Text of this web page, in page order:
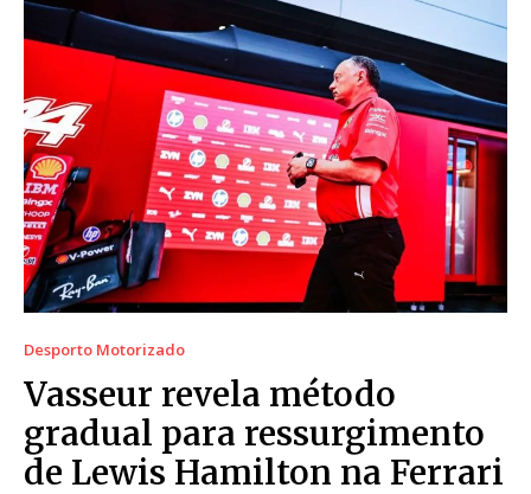
Desporto Motorizado
Vasseur revela método
gradual para ressurgimento
de Lewis Hamilton na Ferrari